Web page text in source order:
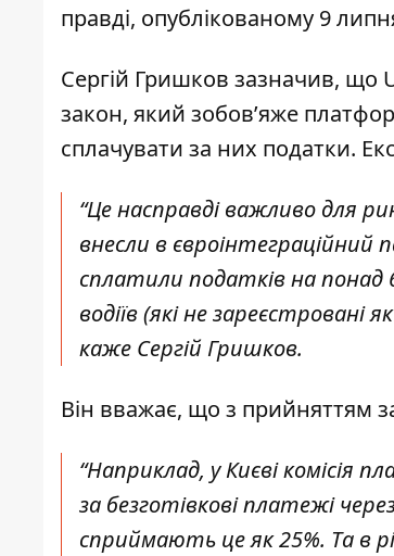
правді, опублікованому 9
Сергій Гришков зазначив, що
закон, який зобов’яже
сплачувати за них податки.
“Це насправді важливо для
внесли в євроінтеграційний
сплатили податків на понад
водіїв (які не
каже Сергій Гришков.
Він вважає, що з прийняттям
“Наприклад, у Києві комісія
за безготівкові платежі
сприймають це як 25%. Та в